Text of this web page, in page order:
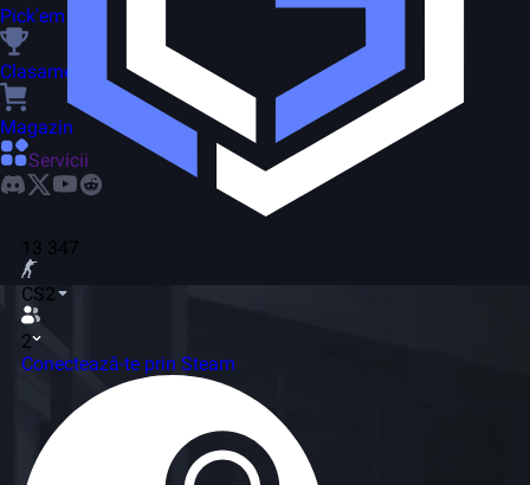
13 347
CS2
2
Conectează-te prin Steam
Pick'em
Clasament
Magazin
Servicii